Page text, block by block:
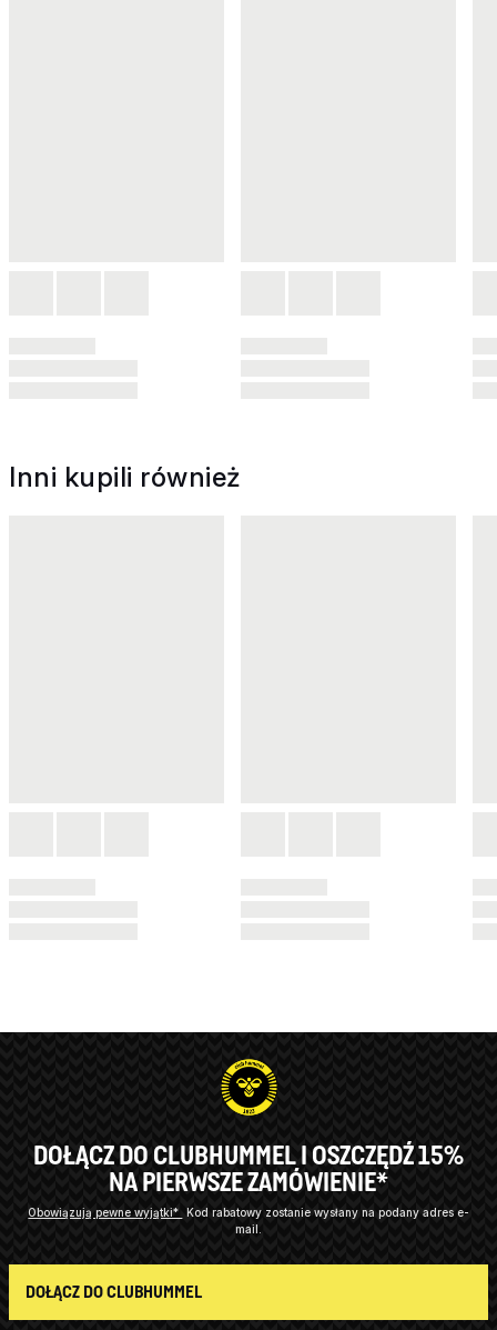
Inni kupili również
DOŁĄCZ DO CLUBHUMMEL I OSZCZĘDŹ 15%
NA PIERWSZE ZAMÓWIENIE*
Obowiązują pewne wyjątki* Kod rabatowy zostanie wysłany na podany adres e-
mail.
DOŁĄCZ DO CLUBHUMMEL